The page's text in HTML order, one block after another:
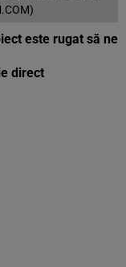
este rugat să ne
direct